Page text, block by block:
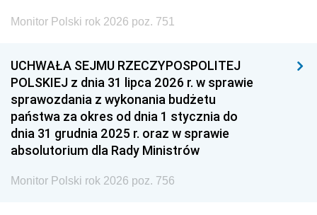
Monitor Polski rok 2026 poz. 751
UCHWAŁA SEJMU RZECZYPOSPOLITEJ
POLSKIEJ z dnia 31 lipca 2026 r. w sprawie
sprawozdania z wykonania budżetu
państwa za okres od dnia 1 stycznia do
dnia 31 grudnia 2025 r. oraz w sprawie
absolutorium dla Rady Ministrów
Monitor Polski rok 2026 poz. 756